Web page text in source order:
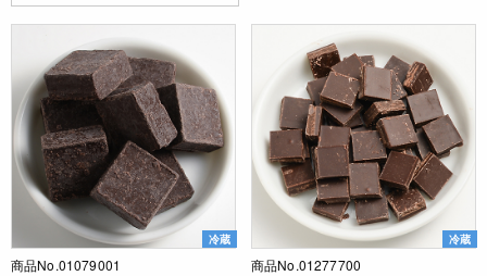
冷蔵
商品No.01079001
冷蔵
商品No.01277700